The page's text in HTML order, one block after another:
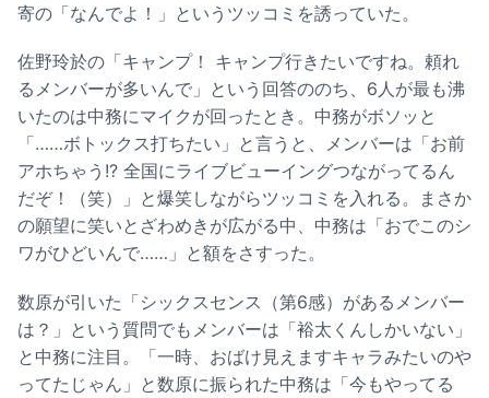
寄の「なんでよ！」というツッコミを誘っていた。
佐野玲於の「キャンプ！ キャンプ行きたいですね。頼れ
るメンバーが多いんで」という回答ののち、6人が最も沸
いたのは中務にマイクが回ったとき。中務がボソッと
「……ボトックス打ちたい」と言うと、メンバーは「お前
アホちゃう!? 全国にライブビューイングつながってるん
だぞ！（笑）」と爆笑しながらツッコミを入れる。まさか
の願望に笑いとざわめきが広がる中、中務は「おでこのシ
ワがひどいんで……」と額をさすった。
数原が引いた「シックスセンス（第6感）があるメンバー
は？」という質問でもメンバーは「裕太くんしかいない」
と中務に注目。「一時、おばけ見えますキャラみたいのや
ってたじゃん」と数原に振られた中務は「今もやってる